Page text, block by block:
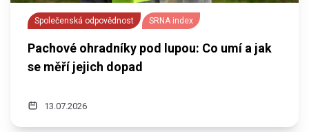
Společenská odpovědnost SRNA index
Pachové ohradníky pod lupou: Co umí a jak
se měří jejich dopad
13.07.2026